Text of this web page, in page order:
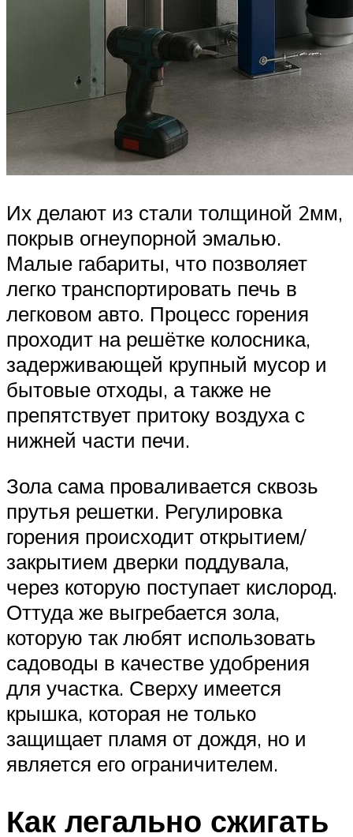
Их делают из стали толщиной 2мм,
покрыв огнеупорной эмалью.
Малые габариты, что позволяет
легко транспортировать печь в
легковом авто. Процесс горения
проходит на решётке колосника,
задерживающей крупный мусор и
бытовые отходы, а также не
препятствует притоку воздуха с
нижней части печи.
Зола сама проваливается сквозь
прутья решетки. Регулировка
горения происходит открытием/
закрытием дверки поддувала,
через которую поступает кислород.
Оттуда же выгребается зола,
которую так любят использовать
садоводы в качестве удобрения
для участка. Сверху имеется
крышка, которая не только
защищает пламя от дождя, но и
является его ограничителем.
Как легально сжигать